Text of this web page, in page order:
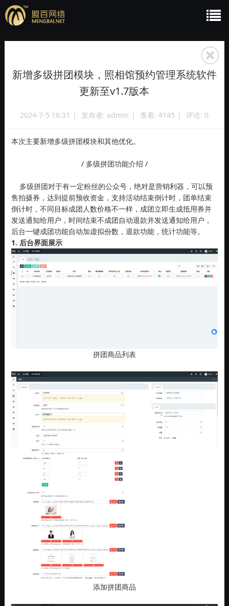
新增多级拼团模块，照相馆预约管理系统软件
更新至v1.7版本
2024-7-5 16:31 | 发布者: admin | 查看:4145 | 评论: 0
本次主要新增多级拼团模块和其他优化。
/ 多级拼团功能介绍 /
多级拼团对于有一定粉丝的公众号，绝对是营销利器，可以预
售拍摄券，达到提前预收资金，支持活动结束倒计时，团单结束
倒计时，不同目标成团人数价格不一样，成团立即生成抵用券并
发送通知给用户，时间结束不成团自动退款并发送通知给用户，
后台一键成团功能自动加虚拟份数，退款功能，统计功能等。
1. 后台界面展示
拼团商品列表
添加拼团商品